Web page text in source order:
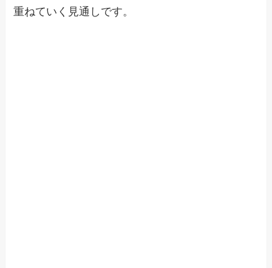
重ねていく見通しです。